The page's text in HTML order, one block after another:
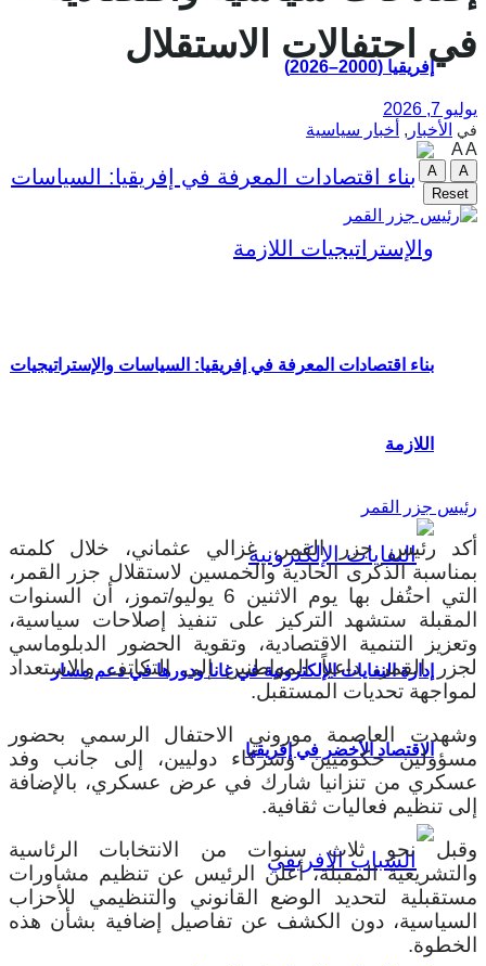
إفريقيا (2000–2026)
بناء اقتصادات المعرفة في إفريقيا: السياسات والإستراتيجيات
اللازمة
إدارة النفايات الإلكترونية في غانا ودورها في دعم مسار
الاقتصاد الأخضر في إفريقيا
في احتفالات الاستقلال
يوليو 7, 2026
في الأخبار , أخبار سياسية
AA
A
A
Reset
رئيس جزر القمر
أكد رئيس جزر القمر، غزالي عثماني، خلال كلمته
بمناسبة الذكرى الحادية والخمسين لاستقلال جزر القمر،
التي احتُفل بها يوم الاثنين 6 يوليو/تموز، أن السنوات
المقبلة ستشهد التركيز على تنفيذ إصلاحات سياسية،
وتعزيز التنمية الاقتصادية، وتقوية الحضور الدبلوماسي
لجزر القمر، داعياً المواطنين إلى التكاتف والاستعداد
لمواجهة تحديات المستقبل.
وشهدت العاصمة موروني الاحتفال الرسمي بحضور
مسؤولين حكوميين وشركاء دوليين، إلى جانب وفد
عسكري من تنزانيا شارك في عرض عسكري، بالإضافة
إلى تنظيم فعاليات ثقافية.
وقبل نحو ثلاث سنوات من الانتخابات الرئاسية
والتشريعية المقبلة، أعلن الرئيس عن تنظيم مشاورات
مستقبلية لتحديد الوضع القانوني والتنظيمي للأحزاب
السياسية، دون الكشف عن تفاصيل إضافية بشأن هذه
الخطوة.